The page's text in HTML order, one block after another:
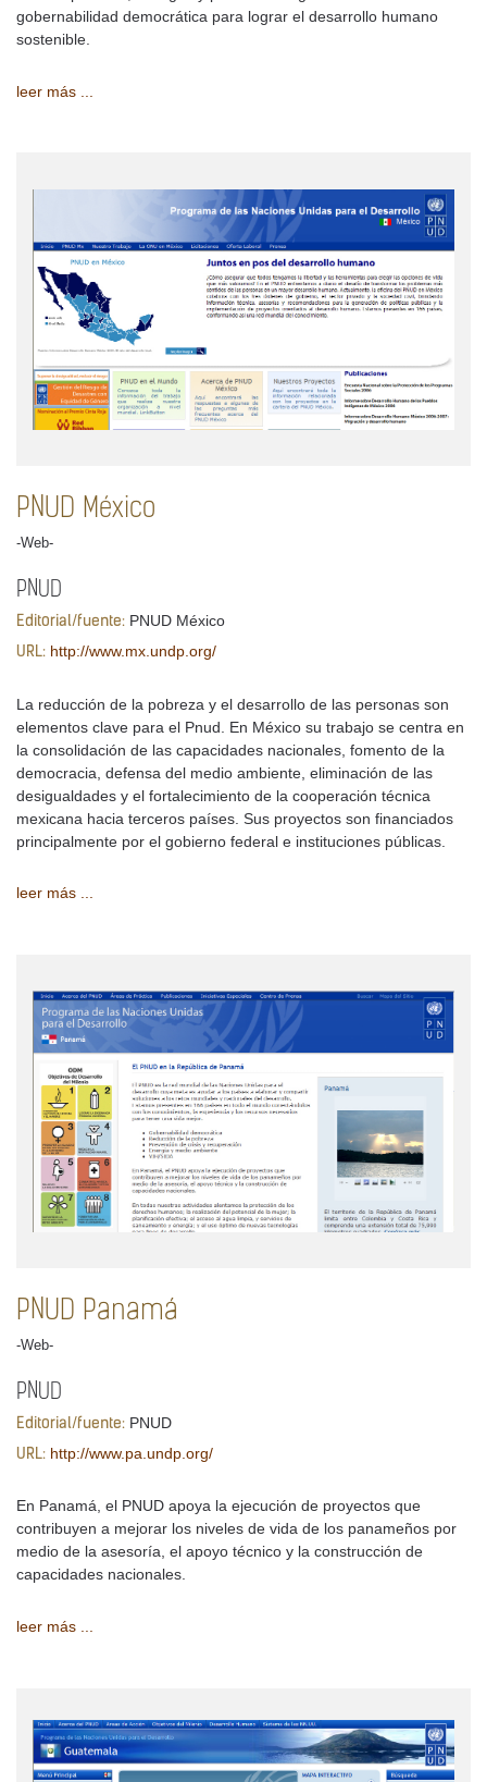
gobernabilidad democrática para lograr el desarrollo humano
sostenible.
leer más ...
PNUD México
-Web-
PNUD
Editorial/fuente: PNUD México
URL: http://www.mx.undp.org/
La reducción de la pobreza y el desarrollo de las personas son
elementos clave para el Pnud. En México su trabajo se centra en
la consolidación de las capacidades nacionales, fomento de la
democracia, defensa del medio ambiente, eliminación de las
desigualdades y el fortalecimiento de la cooperación técnica
mexicana hacia terceros países. Sus proyectos son financiados
principalmente por el gobierno federal e instituciones públicas.
leer más ...
PNUD Panamá
-Web-
PNUD
Editorial/fuente: PNUD
URL: http://www.pa.undp.org/
En Panamá, el PNUD apoya la ejecución de proyectos que
contribuyen a mejorar los niveles de vida de los panameños por
medio de la asesoría, el apoyo técnico y la construcción de
capacidades nacionales.
leer más ...